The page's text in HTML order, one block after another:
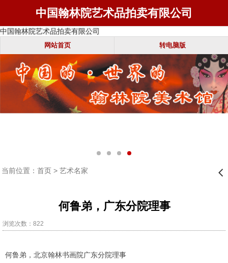
中国翰林院艺术品拍卖有限公司
中国翰林院艺术品拍卖有限公司
网站首页 转电脑版
当前位置： 首页> 艺术名家 󰊒
何鲁弟，广东分院理事
浏览次数：822
何鲁弟，北京翰林书画院广东分院理事